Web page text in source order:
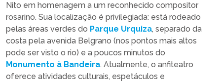
Nito em homenagem a um reconhecido compositor
rosarino. Sua localização é privilegiada: está rodeado
pelas áreas verdes do Parque Urquiza, separado da
costa pela avenida Belgrano (nos pontos mais altos
pode ser visto o rio) e a poucos minutos do
Monumento à Bandeira. Atualmente, o anfiteatro
oferece atividades culturais, espetáculos e